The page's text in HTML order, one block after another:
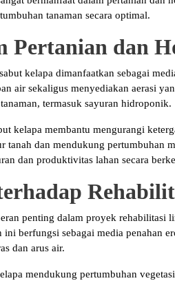
tanaman secara optimal.
Pertanian dan
kelapa dimanfaatkan sebagai
air sekaligus menyediakan aerasi
termasuk sayuran hidroponik.
kelapa membantu mengurangi
tanah dan mendukung pertumbuhan
dan produktivitas lahan secara
penting dalam proyek rehabilitasi
ini berfungsi sebagai media penahan
dan arus air.
mendukung pertumbuhan